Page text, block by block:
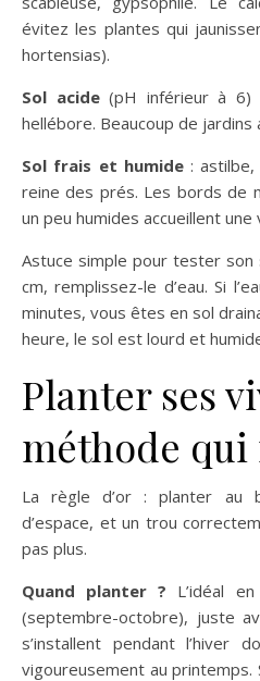
évitez les plantes qui
hortensias).
Sol acide(pH inférieur à 6)
hellébore. Beaucoup de jardins
Sol frais et humide: astilbe,
reine des prés. Les bords de
un peu humides accueillent
Astuce simple pour tester
cm, remplissez-le d’eau. Si
minutes, vous êtes en sol
heure, le sol est lourd et
Planter ses
méthode
La règle d’or : planter au
d’espace, et un trou
pas plus.
Quand planter ? L’idéal
(septembre-octobre), juste
s’installent pendant l’hiver
vigoureusement au printemps.